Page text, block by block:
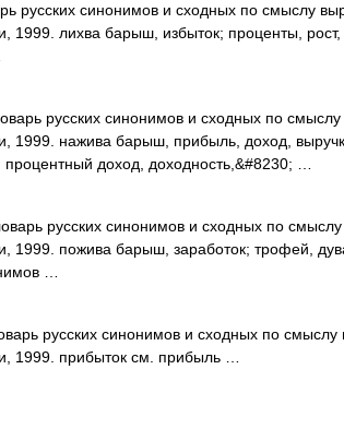
русских синонимов и сходных по смыслу
1999. лихва барыш, избыток; проценты,
русских синонимов и сходных по
1999. нажива барыш, прибыль, доход,
доход, доходность,&#8230; …
русских синонимов и сходных по
1999. пожива барыш, заработок; трофей,
…
русских синонимов и сходных по смыслу
1999. прибыток см. прибыль …